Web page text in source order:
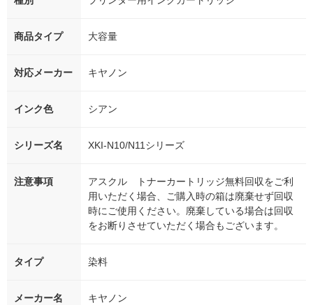
商品タイプ 大容量
対応メーカー キヤノン
インク色 シアン
シリーズ名 XKI-N10/N11シリーズ
注意事項
アスクル トナーカートリッジ無料回収をご利
用いただく場合、ご購入時の箱は廃棄せず回収
時にご使用ください。廃棄している場合は回収
をお断りさせていただく場合もございます。
タイプ 染料
メーカー名 キヤノン